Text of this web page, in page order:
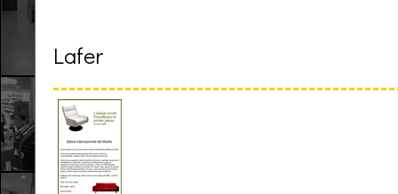
Lafer